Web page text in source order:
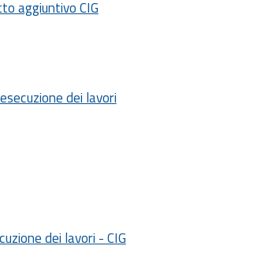
aggiuntivo CIG
dei lavori
dei lavori - CIG